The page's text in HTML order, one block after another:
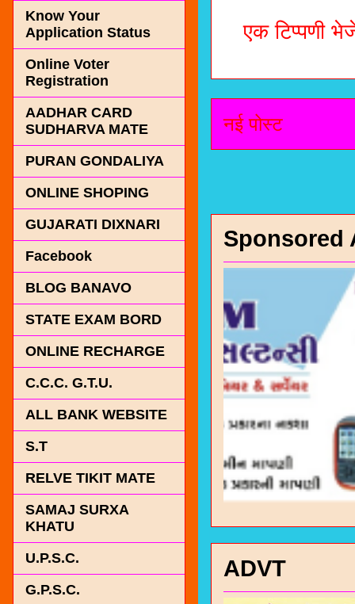
एक टिप्पणी
नई पोस्ट
Sponsored
ADVT
Know Your
Application Status
Online Voter
Registration
AADHAR CARD
SUDHARVA MATE
PURAN GONDALIYA
ONLINE SHOPING
GUJARATI DIXNARI
Facebook
BLOG BANAVO
STATE EXAM BORD
ONLINE RECHARGE
C.C.C. G.T.U.
ALL BANK WEBSITE
S.T
RELVE TIKIT MATE
SAMAJ SURXA
KHATU
U.P.S.C.
G.P.S.C.